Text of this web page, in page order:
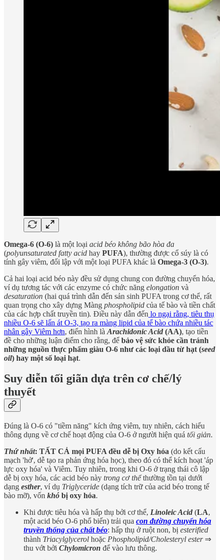
Omega-6 (O-6) là một loại acid béo không bão hòa đa
(polyunsaturated fatty acid hay PUFA), thường được cổ súy là có
tính gây viêm, đối lập với một loại PUFA khác là Omega-3 (O-3).
Cả hai loại acid béo này đều sử dụng chung con đường chuyển hóa,
ví dụ tương tác với các enzyme có chức năng elongation và
desaturation (hai quá trình dẫn đến sản sinh PUFA trong cơ thể, rất
quan trọng cho xây dựng Màng phospholipid của tế bào và tiền chất
của các hợp chất truyền tin). Điều này dẫn đến lo ngại rằng, tiêu thụ
nhiều O-6 sẽ lấn át O-3, tạo ra màng lipid của tế bào chứa nhiều tác
nhân gây Viêm hơn, điển hình là Arachidonic Acid (AA), tạo tiền
đề cho những luận điểm cho rằng, để bảo vệ sức khỏe cần tránh
những nguồn thực phẩm giàu O-6 như các loại dầu từ hạt (seed
oil) hay một số loại hạt.
Suy diễn tối giãn dựa trên cơ chế/lý
thuyết
Đúng là O-6 có "tiềm năng" kích ứng viêm, tuy nhiên, cách hiểu
thông dụng về cơ chế hoạt động của O-6 ở người hiện quá tối giản.
Thứ nhất: TẤT CẢ mọi PUFA đều dễ bị Oxy hóa (do kết cấu
mạch 'hở', dễ tạo ra phản ứng hóa học), theo đó có thể kích hoạt 'áp
lực oxy hóa' và Viêm. Tuy nhiên, trong khi O-6 ở trạng thái cô lập
dễ bị oxy hóa, các acid béo này trong cơ thểthường tồn tại dưới
dạng esther, ví dụ Triglyceride (dạng tích trữ của acid béo trong tế
bào mỡ), vốn khó bị oxy hóa.
Khi được tiêu hóa và hấp thụ bởi cơ thể, Linoleic Acid (LA,
một acid béo O-6 phổ biến) trải qua con đường chuyển hóa
truyền thống của chất béo: hấp thụ ở ruột non, bị esterified
thành Triacylglycerol hoặc Phospholipid/Cholesteryl ester ⇒
thu vớt bởi Chylomicron để vào lưu thông.